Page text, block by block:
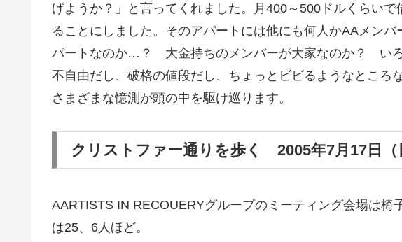
げようか？」と言ってくれました。月400～500ドルくらい
ることにしました。そのアパートには他にも何人かAAメン
パートなのか…？ 大金持ちのメンバーが大家なのか？ いろ
不自由だし、破格の値段だし、ちょっとビビるようなところ
さまざまな憶測が頭の中を駆け巡ります。
クリストファー通りを歩く 2005年7月17日（
AARTISTS IN RECOUERYグループのミーティング会場は椅
は25、6人ほど。